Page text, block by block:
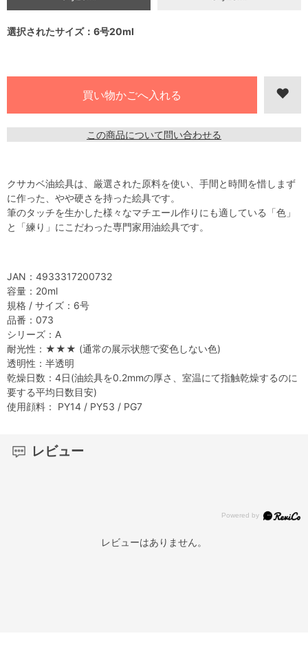
選択されたサイズ：6号20ml
この商品について問い合わせる
クサカベ油絵具は、厳選された原料を使い、手間と時間を惜しまず
に作った、やや硬さを持った絵具です。
筆のタッチを生かした様々なマチエール作りにも適している「色」
と「練り」にこだわった専門家用油絵具です。
JAN：4933317200732
容量：20ml
規格 / サイズ：6号
品番：073
シリーズ：A
耐光性：★★★ (通常の展示状態で変色しない色)
透明性：半透明
乾燥日数：4日(油絵具を0.2mmの厚さ、室温にて指触乾燥するのに
要する平均日数目安)
使用顔料： PY14 / PY53 / PG7
レビュー
レビューはありません。